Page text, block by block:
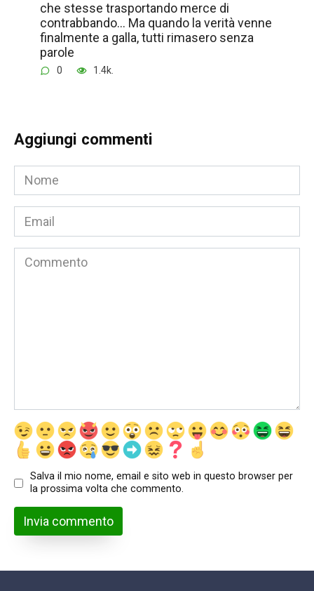
che stesse trasportando merce di
contrabbando… Ma quando la verità venne
finalmente a galla, tutti rimasero senza
parole
0 1.4k.
Aggiungi commenti
Nome
Email
Commento
Salva il mio nome, email e sito web in questo browser per
la prossima volta che commento.